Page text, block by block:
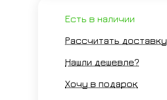
Есть в наличии
Рассчитать доставку
Нашли дешевле?
Хочу в подарок